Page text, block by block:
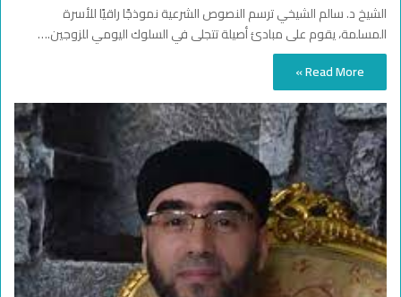
الشيخ د. سالم الشيخي ترسم النصوص الشرعية نموذجًا راقيًا للأسرة
المسلمة، يقوم على مبادئ أصيلة تتجلى في السلوك اليومي للزوجين.…
Read More »